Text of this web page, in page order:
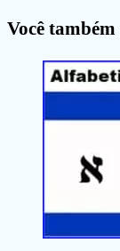
comentar
comentar
(opcional)
Você